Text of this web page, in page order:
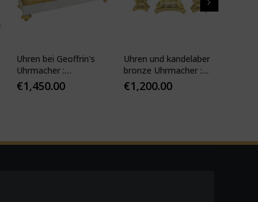
Uhren bei Geoffrin's
Uhrmacher :
Desfontaines 1850
€1,450.00
Uhren und kandelaber
bronze Uhrmacher :
Mougin
€1,200.00